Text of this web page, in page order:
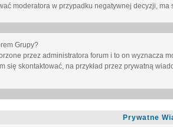
moderatora w przypadku negatywnej decyzji, ma
Grupy?
przez administratora forum i to on wyznacza
się skontaktować, na przykład przez prywatną
Prywatne